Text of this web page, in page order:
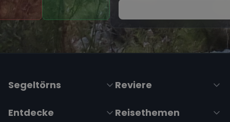
Segeltörns Reviere
Entdecke Reisethemen